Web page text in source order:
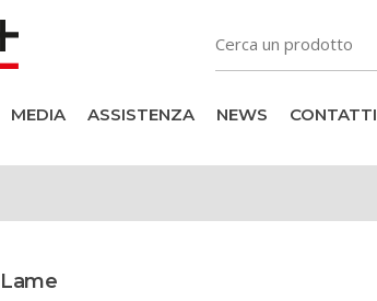
MEDIA ASSISTENZA NEWS CONTATTI
Lame